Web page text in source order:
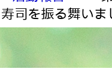
司を振る舞いま